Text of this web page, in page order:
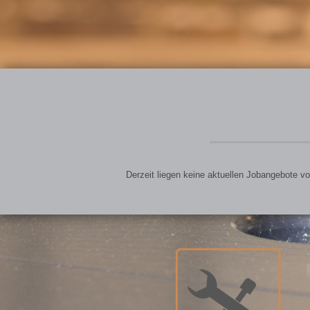
Derzeit liegen keine aktuellen Jobangebote